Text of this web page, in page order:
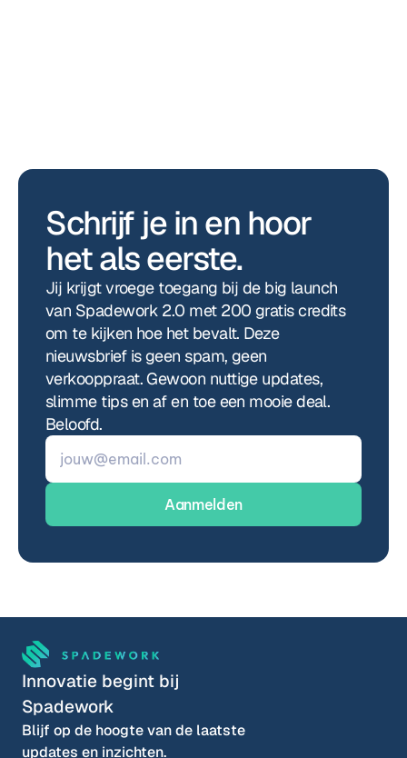
Schrijf je in en hoor
het als eerste.
Jij krijgt vroege toegang bij de big launch
van Spadework 2.0 met 200 gratis credits
om te kijken hoe het bevalt. Deze
nieuwsbrief is geen spam, geen
verkooppraat. Gewoon nuttige updates,
slimme tips en af en toe een mooie deal.
Beloofd.
Innovatie begint bij
Spadework
Blijf op de hoogte van de laatste
updates en inzichten.